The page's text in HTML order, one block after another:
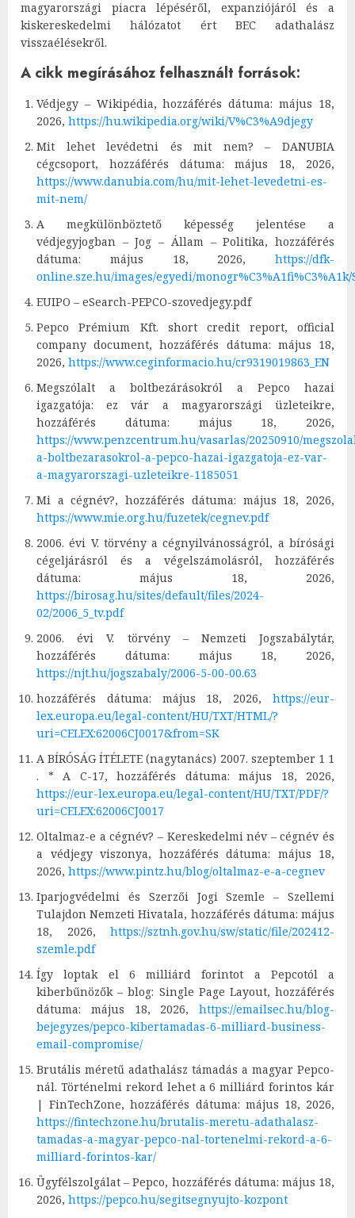
magyarországi piacra lépéséről, expanziójáról és a
kiskereskedelmi hálózatot ért BEC adathalász
visszaélésekről.
A cikk megírásához felhasznált források:
Védjegy – Wikipédia, hozzáférés dátuma: május 18,
2026, https://hu.wikipedia.org/wiki/V%C3%A9djegy
Mit lehet levédetni és mit nem? – DANUBIA
cégcsoport, hozzáférés dátuma: május 18, 2026,
https://www.danubia.com/hu/mit-lehet-levedetni-es-
mit-nem/
A megkülönböztető képesség jelentése a
védjegyjogban – Jog – Állam – Politika, hozzáférés
dátuma: május 18, 2026, https://dfk-
online.sze.hu/images/egyedi/monogr%C3%A1fi%C3%A1k/
EUIPO – eSearch-PEPCO-szovedjegy.pdf
Pepco Prémium Kft. short credit report, official
company document, hozzáférés dátuma: május 18,
2026, https://www.ceginformacio.hu/cr9319019863_EN
Megszólalt a boltbezárásokról a Pepco hazai
igazgatója: ez vár a magyarországi üzleteikre,
hozzáférés dátuma: május 18, 2026,
https://www.penzcentrum.hu/vasarlas/20250910/
a-boltbezarasokrol-a-pepco-hazai-igazgatoja-ez-var-
a-magyarorszagi-uzleteikre-1185051
Mi a cégnév?, hozzáférés dátuma: május 18, 2026,
https://www.mie.org.hu/fuzetek/cegnev.pdf
2006. évi V. törvény a cégnyilvánosságról, a bírósági
cégeljárásról és a végelszámolásról, hozzáférés
dátuma: május 18, 2026,
https://birosag.hu/sites/default/files/2024-
02/2006_5_tv.pdf
2006. évi V. törvény – Nemzeti Jogszabálytár,
hozzáférés dátuma: május 18, 2026,
https://njt.hu/jogszabaly/2006-5-00-00.63
hozzáférés dátuma: május 18, 2026, https://eur-
lex.europa.eu/legal-content/HU/TXT/HTML/?
uri=CELEX:62006CJ0017&from=SK
A BÍRÓSÁG ÍTÉLETE (nagytanács) 2007. szeptember 1 1
. * A C-17, hozzáférés dátuma: május 18, 2026,
https://eur-lex.europa.eu/legal-content/HU/TXT/PDF/?
uri=CELEX:62006CJ0017
Oltalmaz-e a cégnév? – Kereskedelmi név – cégnév és
a védjegy viszonya, hozzáférés dátuma: május 18,
2026, https://www.pintz.hu/blog/oltalmaz-e-a-cegnev
Iparjogvédelmi és Szerzői Jogi Szemle – Szellemi
Tulajdon Nemzeti Hivatala, hozzáférés dátuma: május
18, 2026, https://sztnh.gov.hu/sw/static/file/202412-
szemle.pdf
Így loptak el 6 milliárd forintot a Pepcotól a
kiberbűnözők – blog: Single Page Layout, hozzáférés
dátuma: május 18, 2026, https://emailsec.hu/blog-
bejegyzes/pepco-kibertamadas-6-milliard-business-
email-compromise/
Brutális méretű adathalász támadás a magyar Pepco-
nál. Történelmi rekord lehet a 6 milliárd forintos kár
| FinTechZone, hozzáférés dátuma: május 18, 2026,
https://fintechzone.hu/brutalis-meretu-adathalasz-
tamadas-a-magyar-pepco-nal-tortenelmi-rekord-a-6-
milliard-forintos-kar/
Ügyfélszolgálat – Pepco, hozzáférés dátuma: május 18,
2026, https://pepco.hu/segitsegnyujto-kozpont